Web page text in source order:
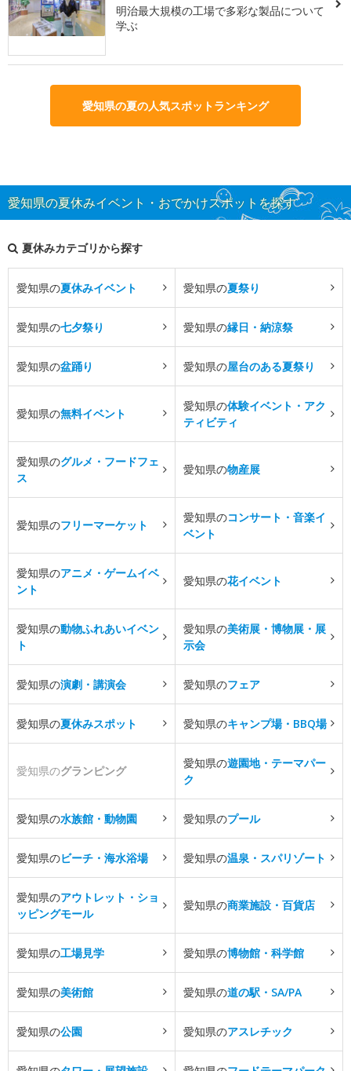
明治最大規模の工場で多彩な製品について
学ぶ
愛知県の夏の人気スポットランキング
愛知県の夏休みイベント・おでかけスポットを探す
夏休みカテゴリから探す
愛知県の夏休みイベント 愛知県の夏祭り
愛知県の七夕祭り 愛知県の縁日・納涼祭
愛知県の盆踊り 愛知県の屋台のある夏祭り
愛知県の無料イベント
愛知県の体験イベント・アク
ティビティ
愛知県のグルメ・フードフェ
ス
愛知県の物産展
愛知県のフリーマーケット
愛知県のコンサート・音楽イ
ベント
愛知県のアニメ・ゲームイベ
ント
愛知県の花イベント
愛知県の動物ふれあいイベン
ト
愛知県の美術展・博物展・展
示会
愛知県の演劇・講演会 愛知県のフェア
愛知県の夏休みスポット 愛知県のキャンプ場・BBQ場
愛知県のグランピング
愛知県の遊園地・テーマパー
ク
愛知県の水族館・動物園 愛知県のプール
愛知県のビーチ・海水浴場 愛知県の温泉・スパリゾート
愛知県のアウトレット・ショ
ッピングモール
愛知県の商業施設・百貨店
愛知県の工場見学 愛知県の博物館・科学館
愛知県の美術館 愛知県の道の駅・SA/PA
愛知県の公園 愛知県のアスレチック